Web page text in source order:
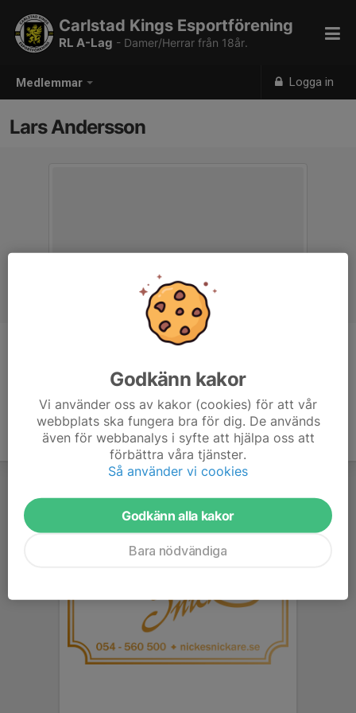
Medlemmar Logga in
Carlstad Kings Esportförening
RL A-Lag - Damer/Herrar från 18år.
Lars Andersson
Godkänn kakor
Vi använder oss av kakor (cookies) för att vår
webbplats ska fungera bra för dig. De används
även för webbanalys i syfte att hjälpa oss att
förbättra våra tjänster.
Så använder vi cookies
Godkänn alla kakor
Bara nödvändiga